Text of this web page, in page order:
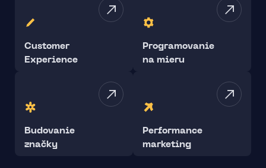
Customer
Experience
Programovanie
na mieru
Budovanie
značky
Performance
marketing